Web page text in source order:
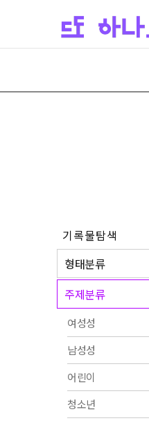
기록물탐색
형태분류
주제분류
여성성
남성성
어린이
청소년